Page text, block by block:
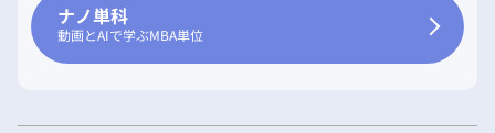
ナノ単科
動画とAIで学ぶMBA単位